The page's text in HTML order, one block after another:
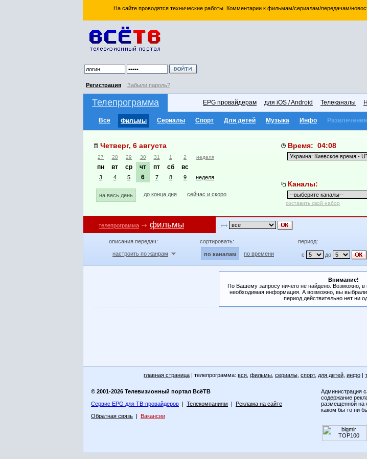
На сайте проводятся технические работы. Комментарии к фильмам/сериалам/передачам/
Регистрация Забыли пароль?
Телепрограмма EPG провайдерам для iOS / Android Телеканалы
Все Фильмы Сериалы Спорт Для детей Музыка Инфо Развлечения
Четверг, 6 августа
27 28 29 30 31 1 2 неделя
пн вт ср чт пт сб вс
3 4 5 6 7 8 9 неделя
на весь день до конца дня сейчас и скоро
Время: 04:08
Каналы:
составить свой набор
телепрограмма фильмы
описания передач:
настроить по жанрам
сортировать:
по каналам по времени
период:
с до
Внимание!
По Вашему запросу ничего не найдено. Возможно,
необходимая информация. А возможно, вы
период действительно нет ни
главная страница | телепрограмма: вся фильмы сериалы спорт, для детей инфо |
© 2001-2026 Телевизионный портал ВсёТВ
Сервис EPG для ТВ-провайдеров | Телекомпаниям | Реклама на сайте
Обратная связь | Вакансии
Администрация
содержание
размещенной на
каком бы то ни